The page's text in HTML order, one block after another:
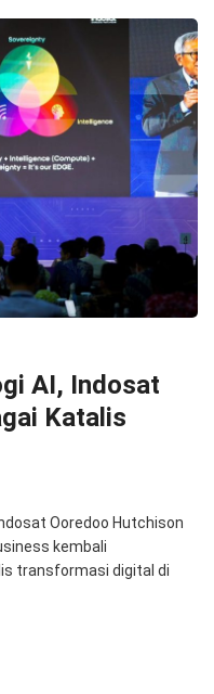
AI, Indosat
Katalis
Ooredoo Hutchison
kembali
transformasi digital di